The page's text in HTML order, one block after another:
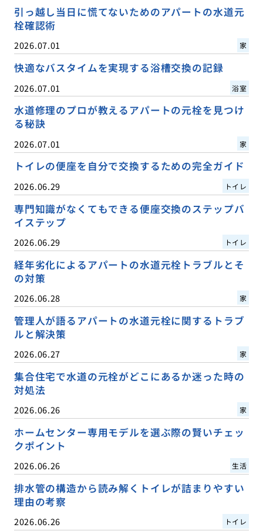
引っ越し当日に慌てないためのアパートの水道元
栓確認術
2026.07.01 家
快適なバスタイムを実現する浴槽交換の記録
2026.07.01 浴室
水道修理のプロが教えるアパートの元栓を見つけ
る秘訣
2026.07.01 家
トイレの便座を自分で交換するための完全ガイド
2026.06.29 トイレ
専門知識がなくてもできる便座交換のステップバ
イステップ
2026.06.29 トイレ
経年劣化によるアパートの水道元栓トラブルとそ
の対策
2026.06.28 家
管理人が語るアパートの水道元栓に関するトラブ
ルと解決策
2026.06.27 家
集合住宅で水道の元栓がどこにあるか迷った時の
対処法
2026.06.26 家
ホームセンター専用モデルを選ぶ際の賢いチェッ
クポイント
2026.06.26 生活
排水管の構造から読み解くトイレが詰まりやすい
理由の考察
2026.06.26 トイレ